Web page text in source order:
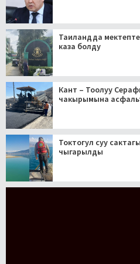
Таиландда
каза болду
Кант – Тоолуу
чакырымына асфальт
Токтогул суу
чыгарылды